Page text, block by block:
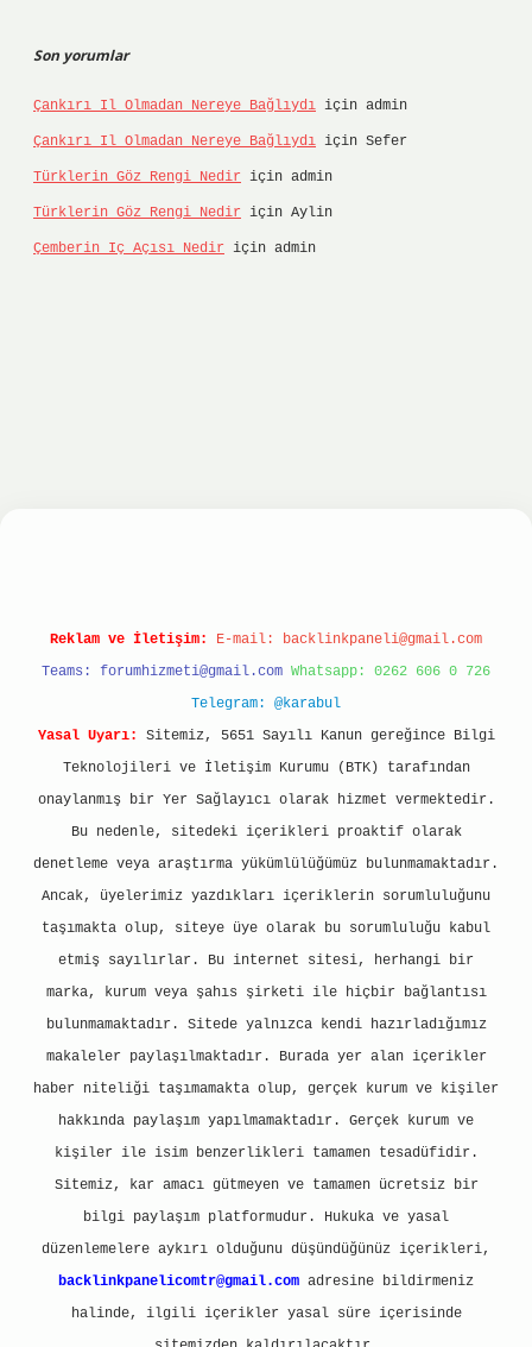
Son yorumlar
Çankırı Il Olmadan Nereye Bağlıydı için admin
Çankırı Il Olmadan Nereye Bağlıydı için Sefer
Türklerin Göz Rengi Nedir için admin
Türklerin Göz Rengi Nedir için Aylin
Çemberin Iç Açısı Nedir için admin
Reklam ve İletişim: E-mail: backlinkpaneli@gmail.com
Teams: forumhizmeti@gmail.com Whatsapp: 0262 606 0 726
Telegram: @karabul
Yasal Uyarı:
Sitemiz, 5651 Sayılı Kanun gereğince Bilgi
Teknolojileri ve İletişim Kurumu (BTK) tarafından
onaylanmış bir Yer Sağlayıcı olarak hizmet vermektedir.
Bu nedenle, sitedeki içerikleri proaktif olarak
denetleme veya araştırma yükümlülüğümüz bulunmamaktadır.
Ancak, üyelerimiz yazdıkları içeriklerin sorumluluğunu
taşımakta olup, siteye üye olarak bu sorumluluğu kabul
etmiş sayılırlar. Bu internet sitesi, herhangi bir
marka, kurum veya şahıs şirketi ile hiçbir bağlantısı
bulunmamaktadır. Sitede yalnızca kendi hazırladığımız
makaleler paylaşılmaktadır. Burada yer alan içerikler
haber niteliği taşımamakta olup, gerçek kurum ve kişiler
hakkında paylaşım yapılmamaktadır. Gerçek kurum ve
kişiler ile isim benzerlikleri tamamen tesadüfidir.
Sitemiz, kar amacı gütmeyen ve tamamen ücretsiz bir
bilgi paylaşım platformudur. Hukuka ve yasal
düzenlemelere aykırı olduğunu düşündüğünüz içerikleri,
backlinkpanelicomtr@gmail.com adresine bildirmeniz
halinde, ilgili içerikler yasal süre içerisinde